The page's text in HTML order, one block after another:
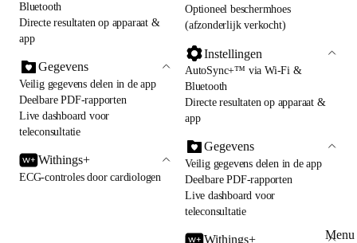
Menu
Bluetooth
Directe resultaten op apparaat &
app
Gegevens
Veilig gegevens delen in de app
Deelbare PDF-rapporten
Live dashboard voor
teleconsultatie
Withings+
ECG-controles door cardiologen
Optioneel beschermhoes
(afzonderlijk verkocht)
Instellingen
AutoSync+™ via Wi-Fi &
Bluetooth
Directe resultaten op apparaat &
app
Gegevens
Veilig gegevens delen in de app
Deelbare PDF-rapporten
Live dashboard voor
teleconsultatie
Withings+